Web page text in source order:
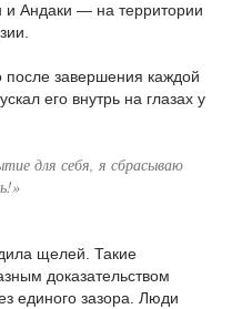
и Андаки — на территории
завершения каждой
его внутрь на глазах у
для себя, я сбрасываю
щелей. Такие
доказательством
единого зазора. Люди